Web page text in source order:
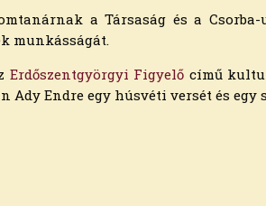
a Társaság és a
munkásságát.
Erdőszentgyörgyi Figyelő című
Endre egy húsvéti versét és egy